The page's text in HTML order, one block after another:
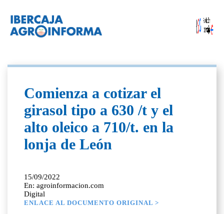
Comienza a cotizar el
girasol tipo a 630 /t y el
alto oleico a 710/t. en la
lonja de León
15/09/2022
En: agroinformacion.com
Digital
ENLACE AL DOCUMENTO ORIGINAL >